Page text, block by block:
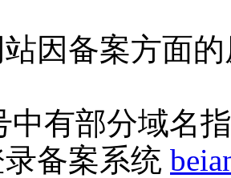
因备案方面
中有部分域名
备案系统